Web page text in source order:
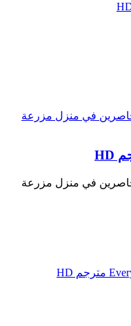
في منزل مزرعة
في منزل مزرعة